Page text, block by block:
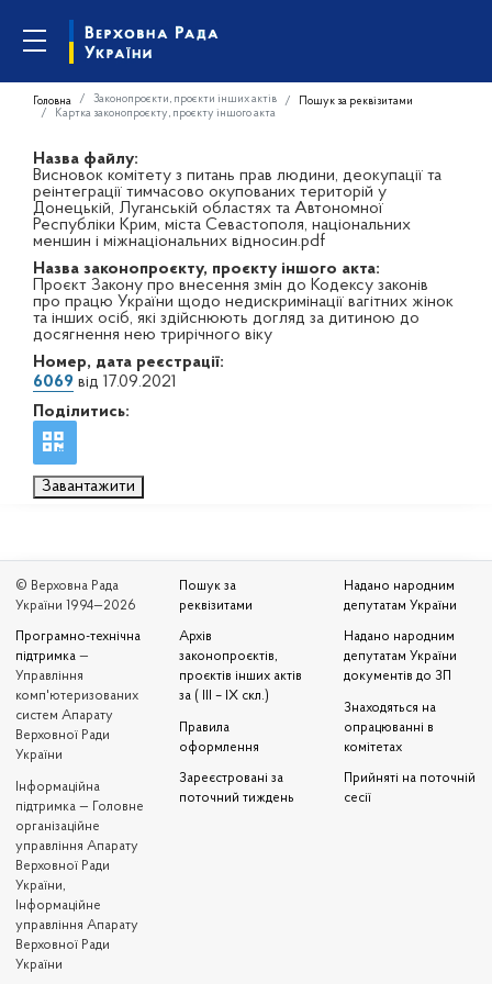
Головна Законопроєкти, проєкти інших актів
Пошук за реквізитами
Картка законопроєкту, проєкту іншого акта
Назва файлу:
Висновок комітету з питань прав людини, деокупації та
реінтеграції тимчасово окупованих територій у
Донецькій, Луганській областях та Автономної
Республіки Крим, міста Севастополя, національних
меншин і міжнаціональних відносин.pdf
Назва законопроєкту, проєкту іншого акта:
Проєкт Закону про внесення змін до Кодексу законів
про працю України щодо недискримінації вагітних жінок
та інших осіб, які здійснюють догляд за дитиною до
досягнення нею трирічного віку
Номер, дата реєстрації:
6069 від 17.09.2021
Поділитись:
Завантажити
© Верховна Рада
України 1994—2026
Програмно-технічна
підтримка —
Управління
комп'ютеризованих
систем Апарату
Верховної Ради
України
Iнформаційна
підтримка — Головне
організаційне
управління Апарату
Верховної Ради
України,
Інформаційне
управління Апарату
Верховної Ради
України
Пошук за
реквізитами
Архів
законопроєктів,
проєктів інших актів
за ( III – IX скл.)
Правила
оформлення
Зареєстровані за
поточний тиждень
Надано народним
депутатам України
Надано народним
депутатам України
документів до ЗП
Знаходяться на
опрацюванні в
комітетах
Прийняті на поточній
сесії